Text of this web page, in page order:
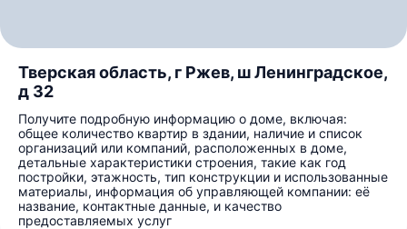
Тверская область, г Ржев, ш Ленинградское,
д 32
Получите подробную информацию о доме, включая:
общее количество квартир в здании, наличие и список
организаций или компаний, расположенных в доме,
детальные характеристики строения, такие как год
постройки, этажность, тип конструкции и использованные
материалы, информация об управляющей компании: её
название, контактные данные, и качество
предоставляемых услуг